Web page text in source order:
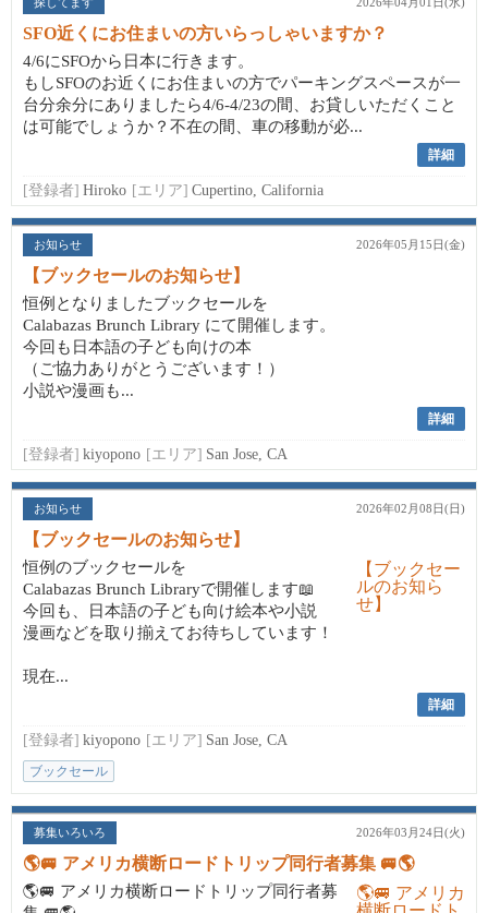
SFO近くにお住まいの方いらっしゃいますか？
4/6にSFOから日本に行きます。
もしSFOのお近くにお住まいの方でパーキングスペースが一
台分余分にありましたら4/6-4/23の間、お貸しいただくこと
は可能でしょうか？不在の間、車の移動が必...
詳細
[登録者] Hiroko [エリア] Cupertino, California
お知らせ 2026年05月15日(金)
【ブックセールのお知らせ】
恒例となりましたブックセールを
Calabazas Brunch Library にて開催します。
今回も日本語の子ども向けの本
（ご協力ありがとうございます！）
小説や漫画も...
詳細
[登録者] kiyopono [エリア] San Jose, CA
お知らせ 2026年02月08日(日)
【ブックセールのお知らせ】
恒例のブックセールを
Calabazas Brunch Libraryで開催します📖
今回も、日本語の子ども向け絵本や小説
漫画などを取り揃えてお待ちしています！
現在...
詳細
[登録者] kiyopono [エリア] San Jose, CA
ブックセール
募集いろいろ 2026年03月24日(火)
🌎🚐 アメリカ横断ロードトリップ同行者募集 🚐🌎
🌎🚐 アメリカ横断ロードトリップ同行者募